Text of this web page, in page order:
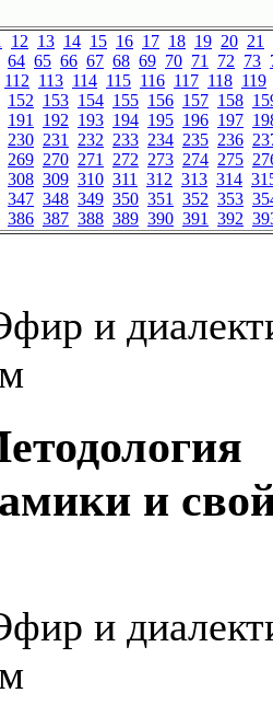
12 13 14 15 16 17 18 19 20 21
64 65 66 67 68 69 70 71 72 73
112 113 114 115 116 117 118 119
152 153 154 155 156 157 158
191 192 193 194 195 196 197
230 231 232 233 234 235 236
269 270 271 272 273 274 275
308 309 310 311 312 313 314
347 348 349 350 351 352 353
386 387 388 389 390 391 392
и
и
и